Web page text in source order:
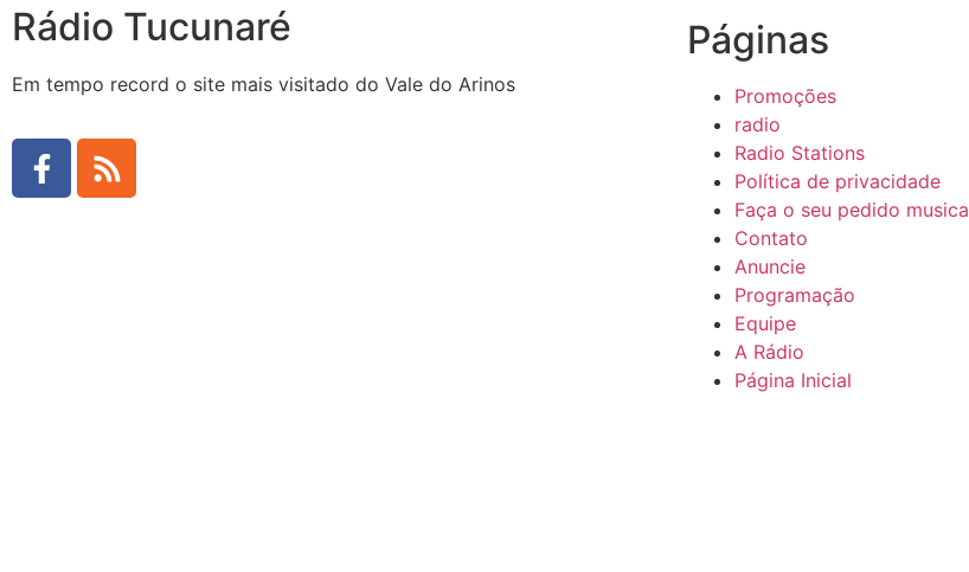
Rádio Tucunaré
Em tempo record o site mais visitado do Vale do Arinos
Páginas
Promoções
radio
Radio Stations
Política de privacidade
Faça o seu pedido
Contato
Anuncie
Programação
Equipe
A Rádio
Página Inicial